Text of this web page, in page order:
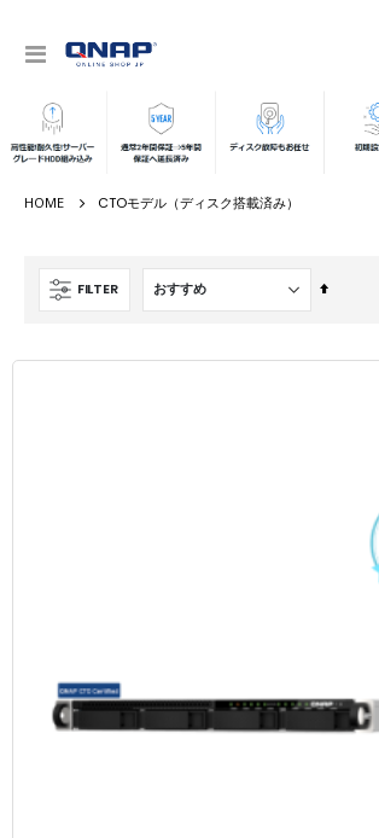
ナ
を
呼
ぶ
CTOモデル（ディスク搭載済み）
FILTER
降